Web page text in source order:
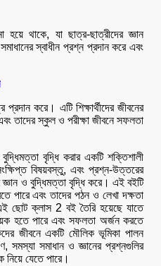
থাকে, যা ছাত্র-ছাত্রীদের জ্ঞান
স্বাধীন প্রশ্ন প্রদান করে এবং
প্রদান করে। এটি শিক্ষার্থীদের জীবনের
তাদের স্কুল ও পরীক্ষা জীবনে সফলতা
বৃদ্ধি করার একটি শক্তিশালী
বিষয়বস্তু, এবং প্রশ্ন-উত্তরের
জ্ঞান ও বুদ্ধিমত্তা বৃদ্ধি করে। এই বইটি
পারে এবং তাদের পঠন ও লেখা দক্ষতা
ছোট ক্লাস 2 বই তৈরি হয়েছে যাতে
হতে পারে এবং সফলতা অর্জন করতে
জীবনে একটি মৌলিক ভূমিকা পালন
সমস্যা সমাধান ও জ্ঞানের প্রশ্নগুলির
নিয়ে যেতে পারে।